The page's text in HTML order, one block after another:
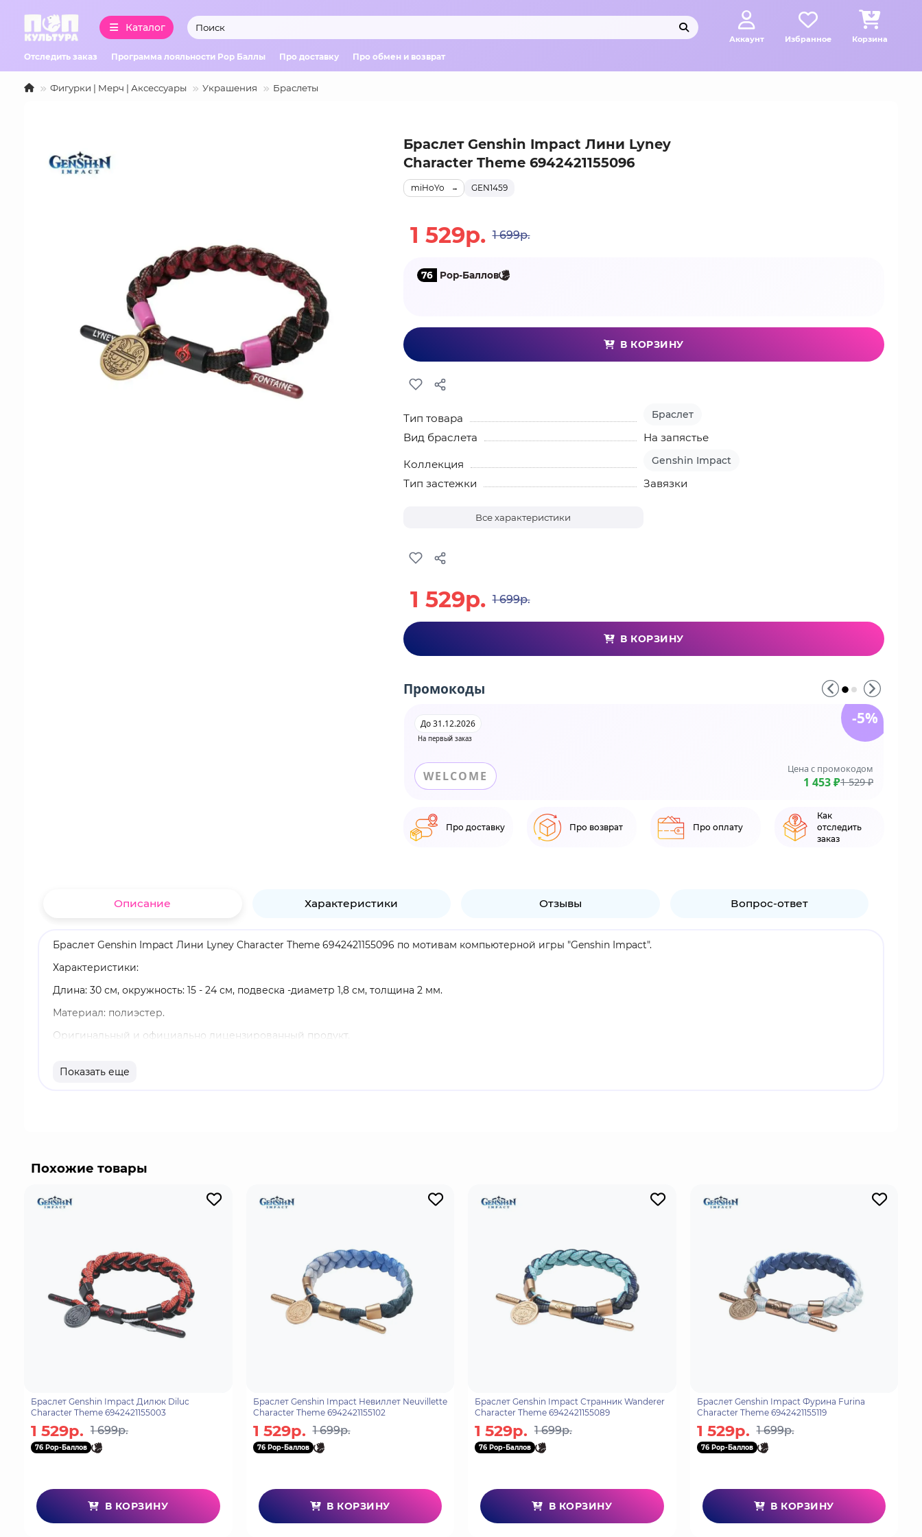
Каталог
Аккаунт Избранное Корзина
Отследить заказ Программа лояльности Pop Баллы Про доставку Про обмен и возврат
Фигурки | Мерч | Аксессуары Украшения Браслеты
Браслет Genshin Impact Лини Lyney
Character Theme 6942421155096
GEN1459
miHoYo
1 529р. 1 699р.
76 Pop-Баллов
В КОРЗИНУ
Тип товара Браслет
Вид браслета На запястье
Коллекция Genshin Impact
Тип застежки Завязки
Все характеристики
1 529р. 1 699р.
В КОРЗИНУ
Промокоды
На первый заказ
До 31.12.2026
WELCOME Цена с промокодом
1 453 ₽1 529 ₽
-5%
Про доставку Про возврат Про оплату
Как
отследить
заказ
Описание Характеристики Отзывы Вопрос-ответ
Браслет Genshin Impact Лини Lyney Character Theme 6942421155096 по мотивам компьютерной игры "Genshin Impact".
Характеристики:
Длина: 30 см, окружность: 15 - 24 см, подвеска -диаметр 1,8 см, толщина 2 мм.
Материал: полиэстер.
Оригинальный и официально лицензированный продукт.
Лини - играбельный Пиро персонаж. Онизвестный маг-иллюзионист из Фонтейна, отличающийся красноречием и актёрским мастерством. Для уничтожения
Показать еще
Похожие товары
Браслет Genshin Impact Дилюк Diluc
Character Theme 6942421155003
1 529р. 1 699р.
76 Pop-Баллов
В КОРЗИНУ
Браслет Genshin Impact Невиллет Neuvillette
Character Theme 6942421155102
1 529р. 1 699р.
76 Pop-Баллов
В КОРЗИНУ
Браслет Genshin Impact Странник Wanderer
Character Theme 6942421155089
1 529р. 1 699р.
76 Pop-Баллов
В КОРЗИНУ
Браслет Genshin Impact Фурина Furina
Character Theme 6942421155119
1 529р. 1 699р.
76 Pop-Баллов
В КОРЗИНУ